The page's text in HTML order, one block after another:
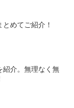
めてご紹介！
紹介。無理なく無